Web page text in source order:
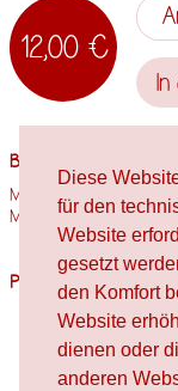
Diese
für den
Website
gesetzt
den Komfort
Website
dienen oder
anderen
12,00 €
In
Beschreibung
Motivgröße: 50mm x
Materialien Holz,...mehr
Passende Produkte